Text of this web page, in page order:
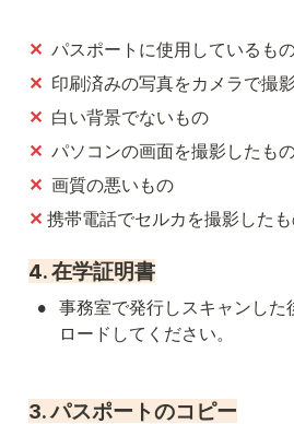
✕ パスポートに使用しているも
✕ 印刷済みの写真をカメラで撮
✕ 白い背景でないもの
✕ パソコンの画面を撮影したも
✕ 画質の悪いもの
✕ 携帯電話でセルカを撮影した
4. 在学証明書
•
事務室で発行しスキャンした
ロードしてください。
3. パスポートのコピー